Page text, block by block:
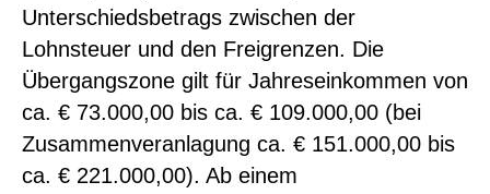
Unterschiedsbetrags zwischen der
Lohnsteuer und den Freigrenzen. Die
Übergangszone gilt für Jahreseinkommen von
ca. € 73.000,00 bis ca. € 109.000,00 (bei
Zusammenveranlagung ca. € 151.000,00 bis
ca. € 221.000,00). Ab einem